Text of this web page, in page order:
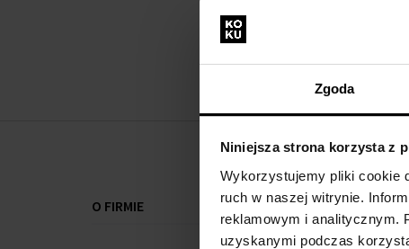
Zgoda
Niniejsza strona korzysta z
Wykorzystujemy pliki cookie
ruch w naszej witrynie.
reklamowym i analitycznym.
uzyskanymi podczas
O FIRMIE WSZYSTKO